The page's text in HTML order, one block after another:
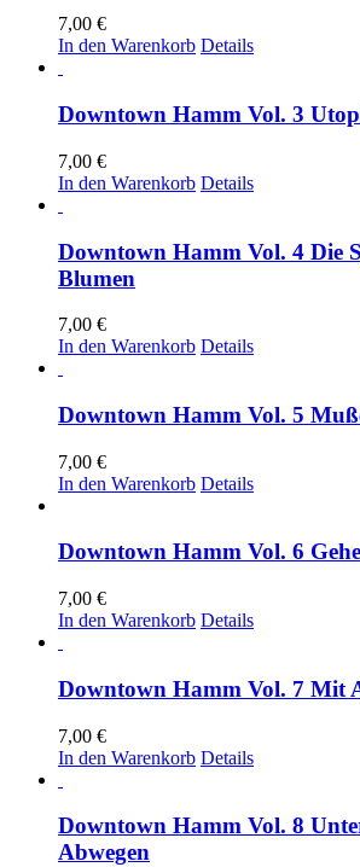
7,00 €
In den Warenkorb Details
Downtown Hamm Vol. 3
7,00 €
In den Warenkorb Details
Downtown Hamm Vol. 4 Die
Blumen
7,00 €
In den Warenkorb Details
Downtown Hamm Vol. 5
7,00 €
In den Warenkorb Details
Downtown Hamm Vol. 6
7,00 €
In den Warenkorb Details
Downtown Hamm Vol. 7 Mit
7,00 €
In den Warenkorb Details
Downtown Hamm Vol. 8
Abwegen